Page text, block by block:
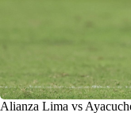
Alianza Lima vs